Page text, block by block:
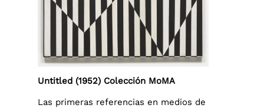
Untitled (1952) Colección MoMA
Las primeras referencias en medios de